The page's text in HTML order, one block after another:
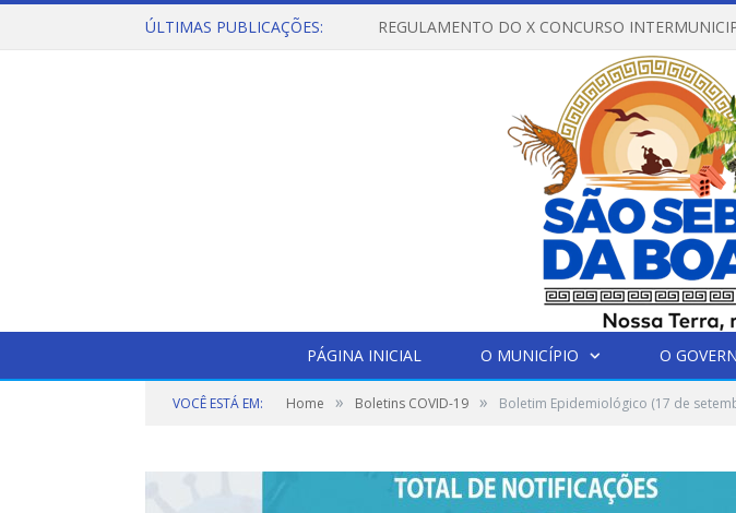
ÚLTIMAS PUBLICAÇÕES:
PÁGINA INICIAL O MUNICÍPIO O
VOCÊ ESTÁ EM: Home » Boletins COVID-19 » Boletim Epidemiológico (17 de